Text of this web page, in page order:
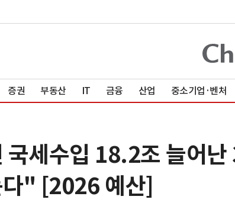
증권 부동산 IT 금융 산업 중소기업·벤처
국세수입 18.2조 늘어
" [2026 예산]